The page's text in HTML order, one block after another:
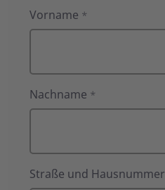
Kontaktformular
Vorname *
Nachname *
Straße und Hausnummer